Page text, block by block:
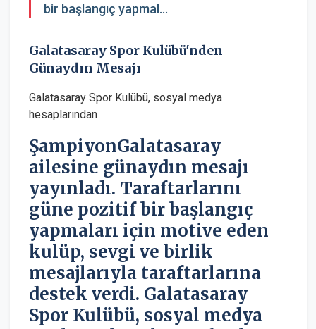
bir başlangıç yapmal...
Galatasaray Spor Kulübü'nden
Günaydın Mesajı
Galatasaray Spor Kulübü, sosyal medya
hesaplarından
ŞampiyonGalatasaray
ailesine günaydın mesajı
yayınladı. Taraftarlarını
güne pozitif bir başlangıç
yapmaları için motive eden
kulüp, sevgi ve birlik
mesajlarıyla taraftarlarına
destek verdi. Galatasaray
Spor Kulübü, sosyal medya